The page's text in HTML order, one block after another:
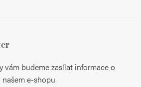
vám budeme zasílat informace o
e-shopu.